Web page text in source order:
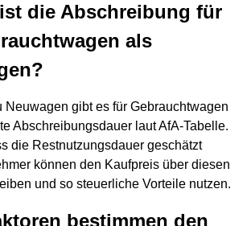
die Abschreibung für
als
Neuwagen gibt es für Gebrauchtwagen
Abschreibungsdauer laut AfA-Tabelle.
die Restnutzungsdauer geschätzt
können den Kaufpreis über diesen
und so steuerliche Vorteile nutzen.
bestimmen den